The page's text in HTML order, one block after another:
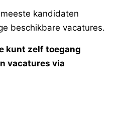
kandidaten
beschikbare vacatures.
kunt zelf toegang
vacatures via